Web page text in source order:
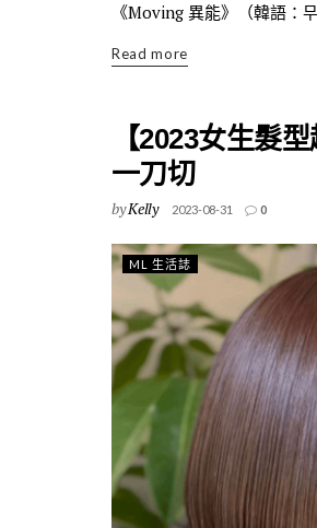
《Moving 異能》（韓語：
Read more
【2023女生髮
一刀切
byKelly 2023-08-31 0
ML 生活誌